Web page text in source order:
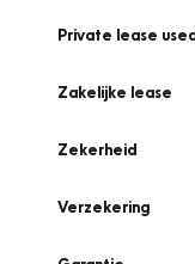
Private lease
Zakelijke lease
Zekerheid
Verzekering